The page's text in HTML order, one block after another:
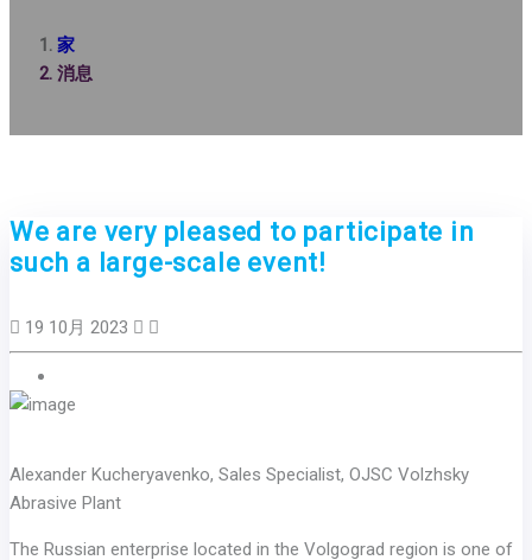
家
消息
We are very pleased to participate in
such a large-scale event!
19 10月 2023
Alexander Kucheryavenko, Sales Specialist, OJSC Volzhsky
Abrasive Plant
The Russian enterprise located in the Volgograd region is one of